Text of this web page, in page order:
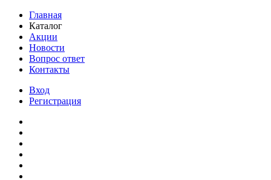
Главная
Каталог
Акции
Новости
Вопрос ответ
Контакты
Вход
Регистрация